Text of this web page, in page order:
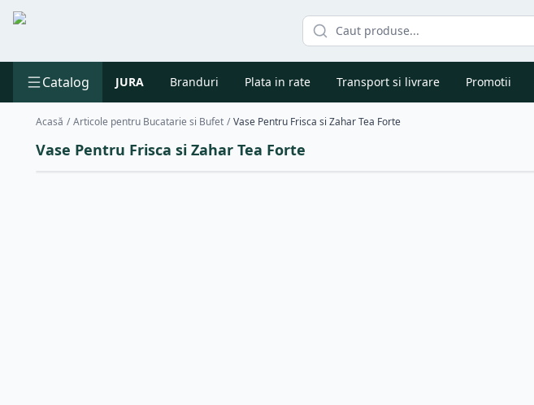
Catalog JURA Branduri Plata in rate Transport si livrare Promotii
Acasă / Articole pentru Bucatarie si Bufet / Vase Pentru Frisca si Zahar Tea Forte
Vase Pentru Frisca si Zahar Tea Forte